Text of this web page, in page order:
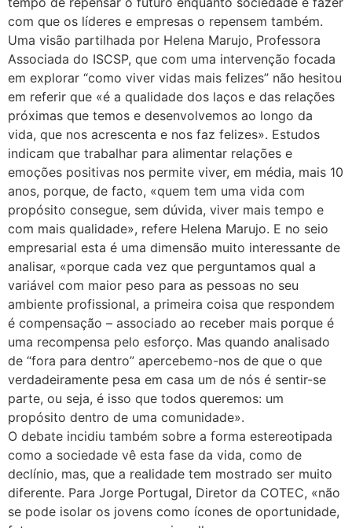
com que os líderes e empresas o repensem também.
Uma visão partilhada por Helena Marujo, Professora
Associada do ISCSP, que com uma intervenção focada
em explorar “como viver vidas mais felizes” não hesitou
em referir que «é a qualidade dos laços e das relações
próximas que temos e desenvolvemos ao longo da
vida, que nos acrescenta e nos faz felizes». Estudos
indicam que trabalhar para alimentar relações e
emoções positivas nos permite viver, em média, mais 10
anos, porque, de facto, «quem tem uma vida com
propósito consegue, sem dúvida, viver mais tempo e
com mais qualidade», refere Helena Marujo. E no seio
empresarial esta é uma dimensão muito interessante de
analisar, «porque cada vez que perguntamos qual a
variável com maior peso para as pessoas no seu
ambiente profissional, a primeira coisa que respondem
é compensação – associado ao receber mais porque é
uma recompensa pelo esforço. Mas quando analisado
de “fora para dentro” apercebemo-nos de que o que
verdadeiramente pesa em casa um de nós é sentir-se
parte, ou seja, é isso que todos queremos: um
propósito dentro de uma comunidade».
O debate incidiu também sobre a forma estereotipada
como a sociedade vê esta fase da vida, como de
declínio, mas, que a realidade tem mostrado ser muito
diferente. Para Jorge Portugal, Diretor da COTEC, «não
se pode isolar os jovens como ícones de oportunidade,